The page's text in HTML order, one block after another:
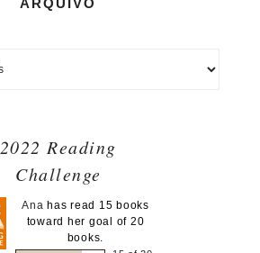
ARQUIVO
2022 Reading
Challenge
Ana has read 15 books
toward her goal of 20
books.